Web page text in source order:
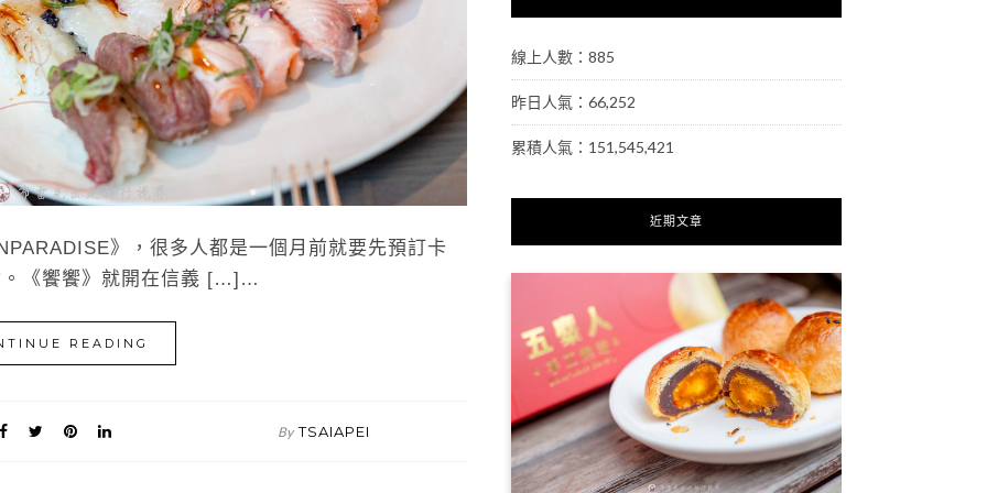
》，很多人都是一個月前就要先預訂卡
。《饗饗》就開在信義 […]…
READING
By TSAIAPEI
線上人數：885
昨日人氣：66,252
累積人氣：151,545,421
近期文章